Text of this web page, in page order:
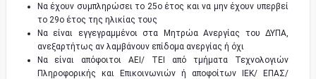
Να έχουν συμπληρώσει το 25ο έτος και να μην έχουν υπερβεί
το 29ο έτος της ηλικίας τους
Να είναι εγγεγραμμένοι στα Μητρώα Ανεργίας του ΔΥΠΑ,
ανεξαρτήτως αν λαμβάνουν επίδομα ανεργίας ή όχι
Να είναι απόφοιτοι ΑΕΙ/ ΤΕΙ από τμήματα Τεχνολογιών
Πληροφορικής και Επικοινωνιών ή αποφοίτων ΙΕΚ/ ΕΠΑΣ/